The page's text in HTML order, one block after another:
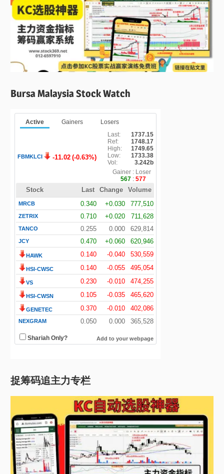
Bursa Malaysia Stock Watch
捉筹码追主力专栏